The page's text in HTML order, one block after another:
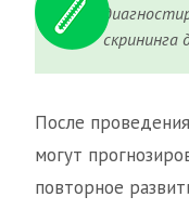
скрининга
После
могут
повторное